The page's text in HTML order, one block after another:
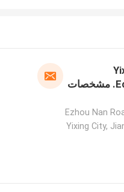
Equipment Co., Ltd. مشخصات
Ezhou Nan
Yixing City,